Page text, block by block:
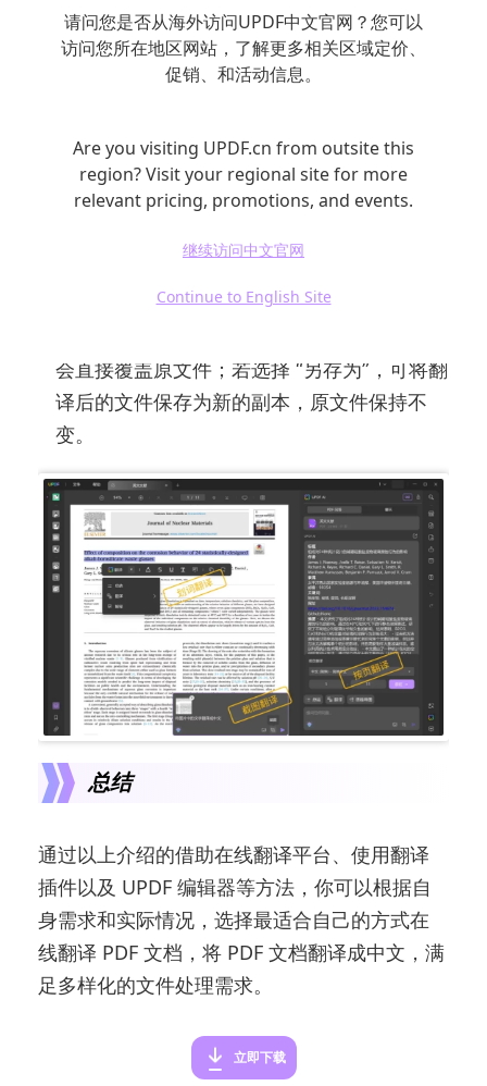
请问您是否从海外访问UPDF中文官网？您可以
访问您所在地区网站，了解更多相关区域定价、
促销、和活动信息。
Are you visiting UPDF.cn from outsite this
region? Visit your regional site for more
relevant pricing, promotions, and events.
继续访问中文官网
Continue to English Site
选择翻译语言：在弹出的翻译设置窗口中，选
择 “目标语言” 为中文。你还可以根据文档实
际情况，选择是否翻译全部页面或指定页面范
开始翻译：设置完成后，点击 “翻译” 按钮，
UPDF 会快速对 PDF 文档进行翻译。翻译过
菜单，选择 “保存” 或 “另存为”，将翻译后的
会直接覆盖原文件；若选择 “另存为”，可将翻
译后的文件保存为新的副本，原文件保持不
变。
总结
通过以上介绍的借助在线翻译平台、使用翻译
插件以及 UPDF 编辑器等方法，你可以根据自
身需求和实际情况，选择最适合自己的方式在
线翻译 PDF 文档，将 PDF 文档翻译成中文，满
足多样化的文件处理需求。
立即下载